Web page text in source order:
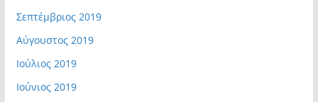
Σεπτέμβριος 2019
Αύγουστος 2019
Ιούλιος 2019
Ιούνιος 2019